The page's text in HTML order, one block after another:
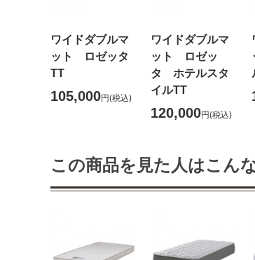
ワイドダブルマ
ット ロゼッタ
TT
105,000円(税込)
ワイドダブルマ
ット ロゼッ
タ ホテルスタ
イルTT
120,000円(税込)
この商品を見た人はこん